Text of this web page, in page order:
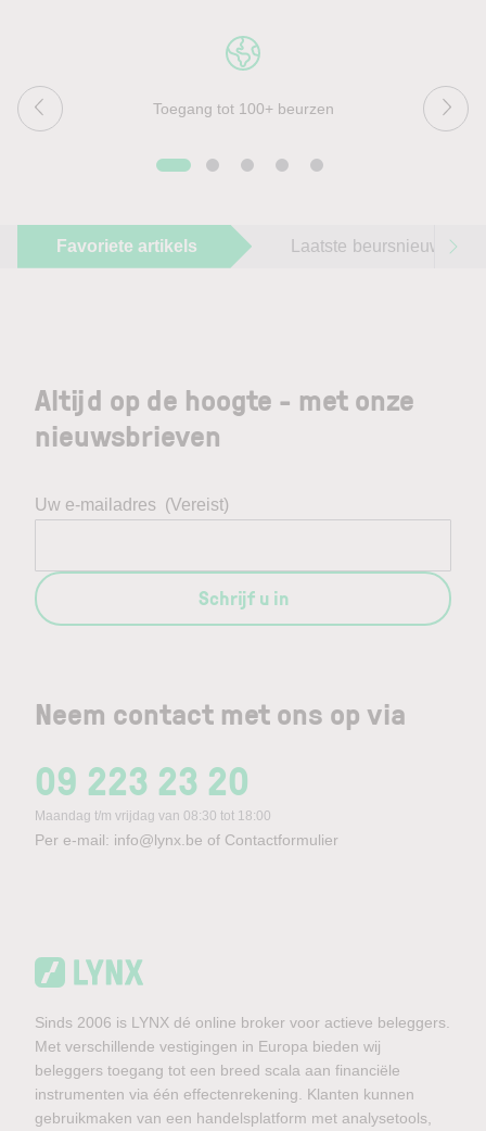
Toegang tot 100+ beurzen
Favoriete artikels Laatste beursnieuws
Neem contact met ons op via
09 223 23 20
Maandag t/m vrijdag van 08:30 tot 18:00
Per e-mail: info@lynx.be of Contactformulier
Altijd op de hoogte - met onze
nieuwsbrieven
Uw e-mailadres (Vereist)
Schrijf u in
Sinds 2006 is LYNX dé online broker voor actieve beleggers.
Met verschillende vestigingen in Europa bieden wij
beleggers toegang tot een breed scala aan financiële
instrumenten via één effectenrekening. Klanten kunnen
gebruikmaken van een handelsplatform met analysetools,